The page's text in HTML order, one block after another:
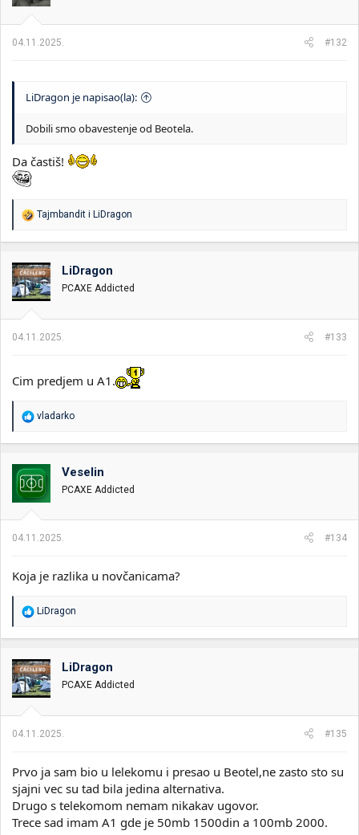
04.11.2025. #132
LiDragon je napisao(la):
Dobili smo obavestenje od Beotela.
Da častiš!
R
a
o
v
a
n
:
Tajmbandit i LiDragon
LiDragon
PCAXE Addicted
04.11.2025. #133
Cim predjem u A1.
R
o
v
a
n
:
vladarko
Veselin
PCAXE Addicted
04.11.2025. #134
Koja je razlika u novčanicama?
R
a
o
v
a
n
:
LiDragon
LiDragon
PCAXE Addicted
04.11.2025. #135
Prvo ja sam bio u lelekomu i presao u Beotel,ne zasto sto su
sjajni vec su tad bila jedina alternativa.
Drugo s telekomom nemam nikakav ugovor.
Trece sad imam A1 gde je 50mb 1500din a 100mb 2000.